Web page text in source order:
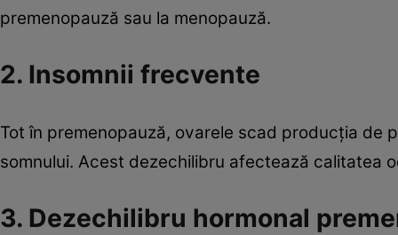
premenopauză sau la menopauză.
2. Insomnii frecvente
Tot în premenopauză, ovarele scad producţia de
somnului. Acest dezechilibru afectează calitatea
3. Dezechilibru hormonal